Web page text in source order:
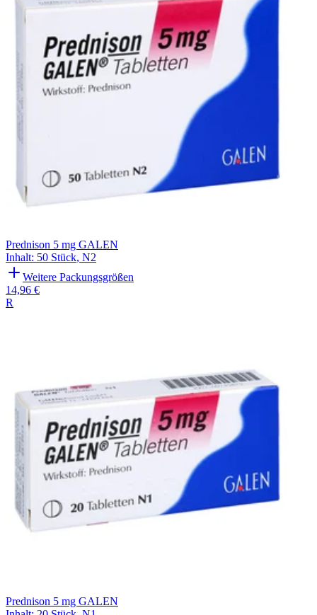
Prednison 5 mg GALEN
Inhalt: 50 Stück, N2
Weitere Packungsgrößen
14,96 €
R
Prednison 5 mg GALEN